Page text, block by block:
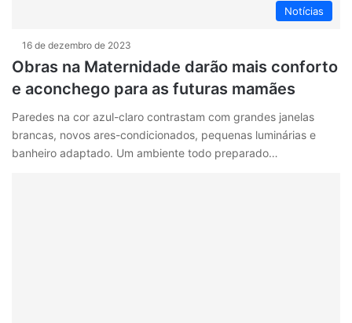
Notícias
16 de dezembro de 2023
Obras na Maternidade darão mais conforto
e aconchego para as futuras mamães
Paredes na cor azul-claro contrastam com grandes janelas
brancas, novos ares-condicionados, pequenas luminárias e
banheiro adaptado. Um ambiente todo preparado…